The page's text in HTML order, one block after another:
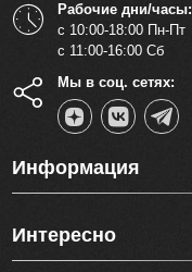
Рабочие дни/часы:
с 10:00-18:00 Пн-Пт
с 11:00-16:00 Сб
Мы в соц. сетях:
Информация
Интересно